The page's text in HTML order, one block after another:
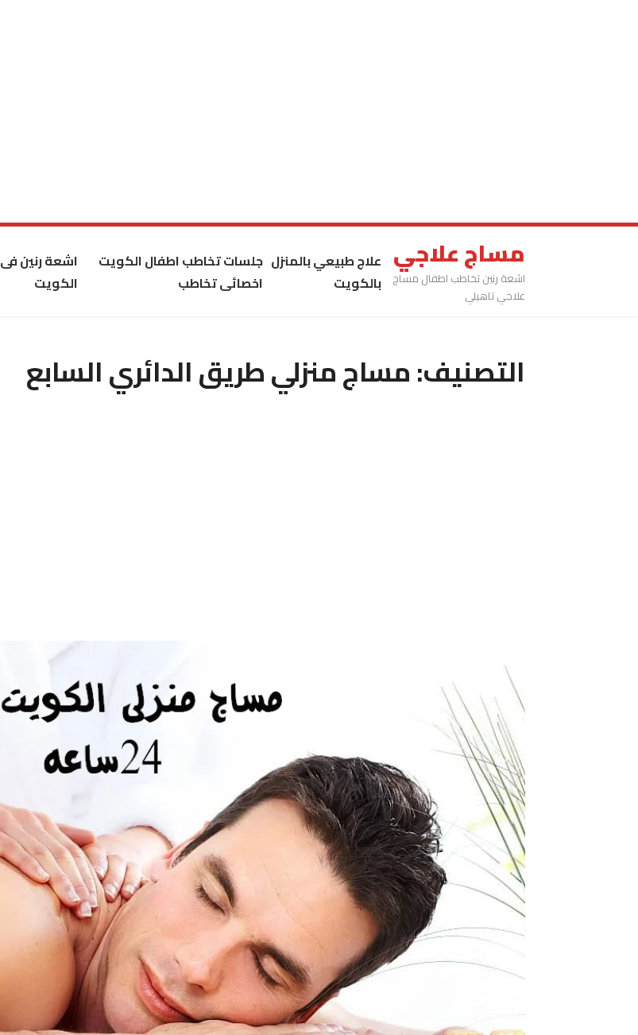
مساج علاجي
اشعة رنين تخاطب اطفال مساج
علاجي تاهيلي
علاج طبيعي بالمنزل
بالكويت
جلسات تخاطب اطفال الكويت
اخصائى تخاطب
اشعة رنين فى
الكويت
التصنيف:مساج منزلي طريق الدائري السابع